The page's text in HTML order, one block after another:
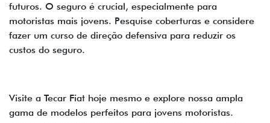
futuros. O seguro é crucial, especialmente para
motoristas mais jovens. Pesquise coberturas e considere
fazer um curso de direção defensiva para reduzir os
custos do seguro.
Visite a Tecar Fiat hoje mesmo e explore nossa ampla
gama de modelos perfeitos para jovens motoristas.